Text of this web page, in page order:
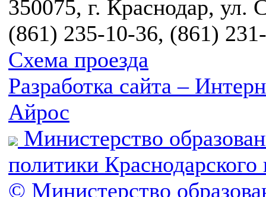
350075, г. Краснодар, ул.
(861) 235-10-36, (861)
Схема проезда
Разработка сайта –
Айрос
Министерство
политики Краснодарского
© Министерство